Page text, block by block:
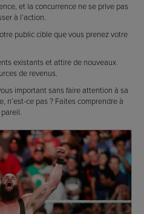
et la concurrence ne se prive pas
à l’action.
public cible que vous prenez votre
existants et attire de nouveaux
de revenus.
important sans faire attention à sa
n’est-ce pas ? Faites comprendre à